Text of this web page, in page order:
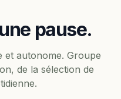
pause.
et autonome. Groupe
de la sélection de